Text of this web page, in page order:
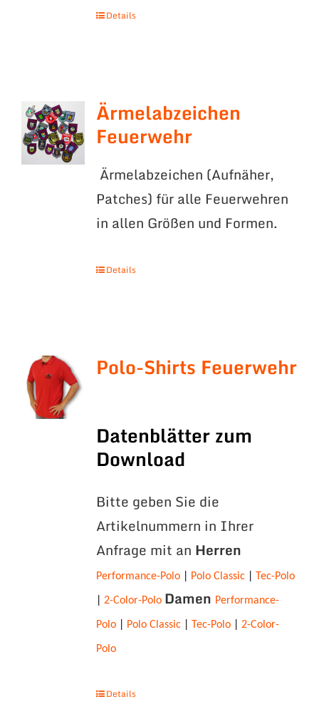
Details
Ärmelabzeichen
Feuerwehr
Ärmelabzeichen (Aufnäher,
Patches) für alle Feuerwehren
in allen Größen und Formen.
Details
Polo-Shirts Feuerwehr
Datenblätter zum
Download
Bitte geben Sie die
Artikelnummern in Ihrer
Anfrage mit an Herren
Performance-Polo| Polo Classic| Tec-Polo
2-Color-Polo Damen Performance-
Polo| Polo Classic| Tec-Polo| 2-Color-
Polo
Details